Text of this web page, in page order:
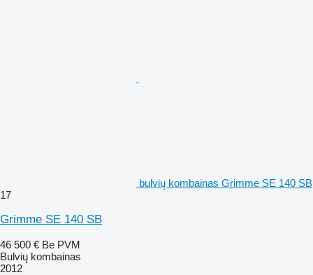
bulvių kombainas Grimme SE 140 SB
17
Grimme SE 140 SB
46 500 € Be PVM
Bulvių kombainas
2012